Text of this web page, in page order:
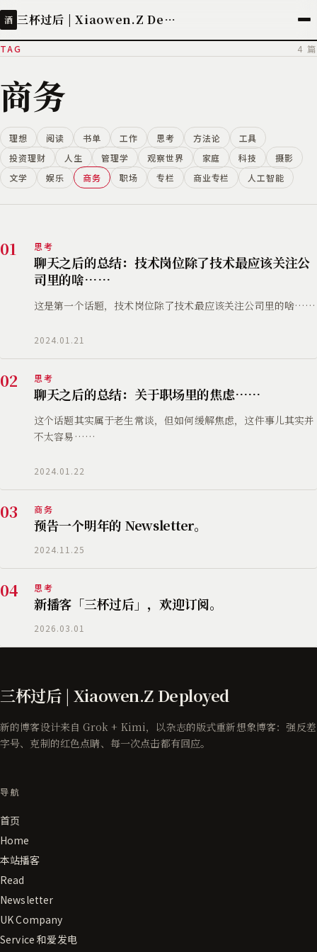
酒 三杯过后 | Xiaowen.Z Deployed
TAG 4 篇
商务
理想 阅读 书单 工作 思考 方法论
工具
投资理财
人生 管理学 观察世界 家庭 科技
摄影
文学
娱乐 商务 职场 专栏 商业专栏 人工智能
01 思考
聊天之后的总结：技术岗位除了技术最应该关注公
司里的啥……
这是第一个话题，技术岗位除了技术最应该关注公司里的啥……
2024.01.21
02 思考
聊天之后的总结：关于职场里的焦虑……
这个话题其实属于老生常谈，但如何缓解焦虑，这件事儿其实并
不太容易……
2024.01.22
03 商务
预告一个明年的 Newsletter。
2024.11.25
04 思考
新播客「三杯过后」，欢迎订阅。
2026.03.01
三杯过后 | Xiaowen.Z Deployed
新的博客设计来自 Grok + Kimi，以杂志的版式重新想象博客：强反差
字号、克制的红色点睛、每一次点击都有回应。
导航
首页
Home
本站播客
Read
Newsletter
UK Company
Service 和爱发电